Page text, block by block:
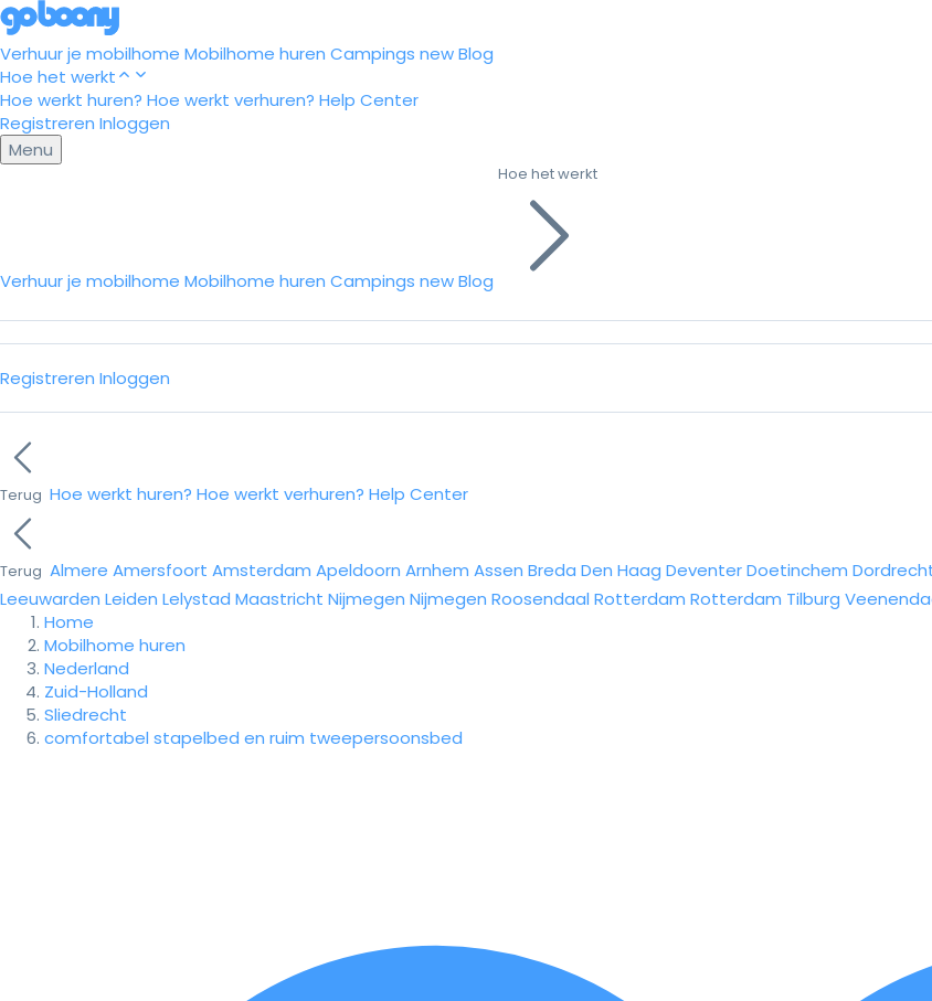
Verhuur je mobilhome Mobilhome huren Campings newBlog
Hoe het werkt
Hoe werkt huren? Hoe werkt verhuren? Help Center
Registreren Inloggen
Menu
Verhuur je mobilhome Mobilhome huren Campings newBlog
Hoe het werkt
Registreren Inloggen
Terug Hoe werkt huren? Hoe werkt verhuren? Help Center
Terug Almere Amersfoort Amsterdam Apeldoorn Arnhem Assen Breda Den Haag DeventerDoetinchem
Leeuwarden Leiden Lelystad Maastricht Nijmegen Nijmegen Roosendaal Rotterdam Rotterdam Tilburg
Home
Mobilhome huren
Nederland
Zuid-Holland
Sliedrecht
comfortabel stapelbed en ruim tweepersoonsbed